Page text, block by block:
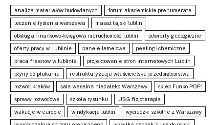
analiza materiałów budowlanych forum akademickie prenumerata
leczenie łysienia warszawa masaż tajski lublin
obsługa finansowo-księgowa nieruchomości lublin odwierty geologiczne
oferty pracy w Lublinie panele lamelowe peelingi chemiczne
praca freenow w lublinie projektowanie stron internetowych Lublin
płyny do płukania restrukturyzacja właścicielska przedsiębiorstwa
rozwód kraków sala weselna niedaleko Warszawy sklep Funko POP!
sprawy rozwodowe szkoła rysunku USG fizjoterapia
wakacje w europie windykacja lublin wycieczki szkolne z Warszawy